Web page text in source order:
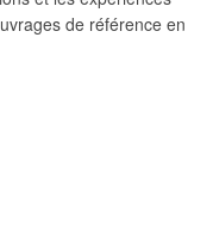
de référence en